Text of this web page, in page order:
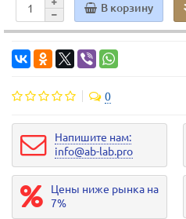
В корзину
0
Напишите нам:
info@ab-lab.pro
Цены ниже рынка на
7%